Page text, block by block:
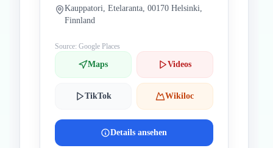
Kauppatori, Etelaranta, 00170 Helsinki,
Finnland
Source: Google Places
Maps Videos
TikTok Wikiloc
Details ansehen